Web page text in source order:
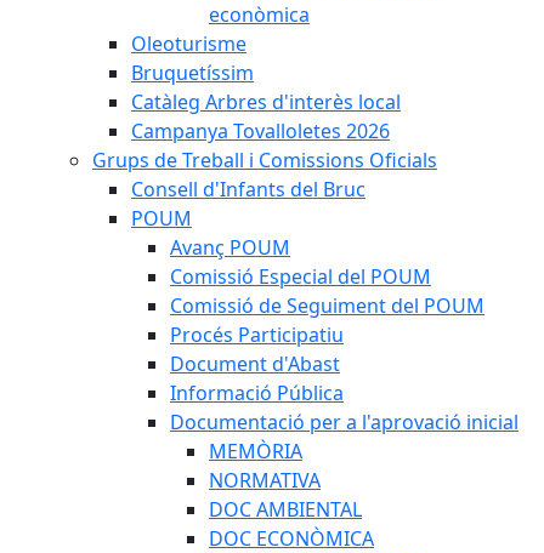
econòmica
Oleoturisme
Bruquetíssim
Catàleg Arbres d'interès local
Campanya Tovalloletes 2026
Grups de Treball i Comissions Oficials
Consell d'Infants del Bruc
POUM
Avanç POUM
Comissió Especial del POUM
Comissió de Seguiment del POUM
Procés Participatiu
Document d'Abast
Informació Pública
Documentació per a l'aprovació inicial
MEMÒRIA
NORMATIVA
DOC AMBIENTAL
DOC ECONÒMICA